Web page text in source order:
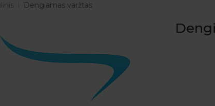
Dengiamas varžtas